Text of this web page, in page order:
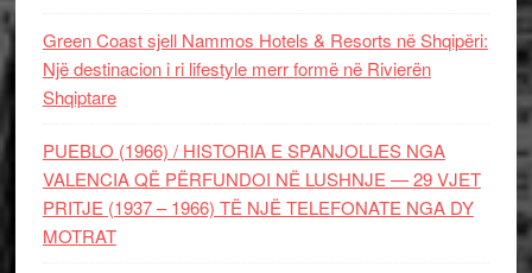
Green Coast sjell Nammos Hotels & Resorts në Shqipëri:
Një destinacion i ri lifestyle merr formë në Rivierën
Shqiptare
PUEBLO (1966) / HISTORIA E SPANJOLLES NGA
VALENCIA QË PËRFUNDOI NË LUSHNJE — 29 VJET
PRITJE (1937 – 1966) TË NJË TELEFONATE NGA DY
MOTRAT